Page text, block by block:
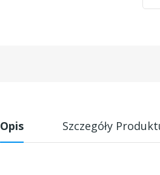
Opis Szczegóły